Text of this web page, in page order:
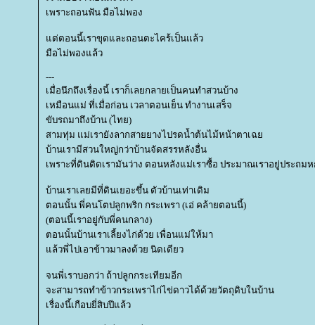
เพราะถอนฟัน มือไม่พอง
ต่ตอนนี้เราขุดและถอนตะไคร้เป็นแล้ว
มือไม่พองแล้ว
---
เมื่อนึกถึงเรื่องนี้ เราก็เลยกลายเป็นคนทำสวนบ้าง
เหมือนแม่ ที่เมื่อก่อน เวลาตอนเย็น ทำงานเสร็จ
ขับรถมาถึงบ้าน (ไทย)
สามทุ่ม แม่เรายังลากสายยางไปรดน้ำต้นไม้หน้าตาเฉ
บ้านเรามีสวนใหญ่กว่าบ้านจัดสรรหลังอื่น
เพราะที่ดินติดเรามันว่าง ตอนหลังแม่เราซื้อ ประมาณเราอยู่ประถม
บ้านเราเลยมีที่ดินเยอะขึ้น ตัวบ้านเท่าเดิม
ตอนนั้น พี่คนโตปลูกพริก กระเพรา (เอ่ คล้ายตอนนี้)
(ตอนนี้เราอยู่กับพี่คนกลาง)
ตอนนั้นบ้านเราเลี้ยงไก่ด้วย เพื่อนแม่ให้มา
ล้วพี่ไปเอาข้าวมาลงด้วย นิดเดียว
จนพี่เราบอกว่า ถ้าปลูกกระเทียมอีก
จะสามารถทำข้าวกระเพราไก่ไข่ดาวได้ด้วยวัตถุดิบในบ้าน
เรื่องนี้เกือบยี่สิบปีแล้ว